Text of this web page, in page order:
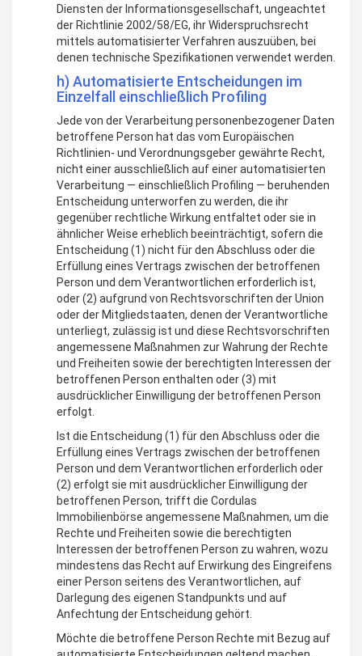
Diensten der Informationsgesellschaft, ungeachtet
der Richtlinie 2002/58/EG, ihr Widerspruchsrecht
mittels automatisierter Verfahren auszuüben, bei
denen technische Spezifikationen verwendet werden.
h) Automatisierte Entscheidungen im
Einzelfall einschließlich Profiling
Jede von der Verarbeitung personenbezogener Daten
betroffene Person hat das vom Europäischen
Richtlinien- und Verordnungsgeber gewährte Recht,
nicht einer ausschließlich auf einer automatisierten
Verarbeitung — einschließlich Profiling — beruhenden
Entscheidung unterworfen zu werden, die ihr
gegenüber rechtliche Wirkung entfaltet oder sie in
ähnlicher Weise erheblich beeinträchtigt, sofern die
Entscheidung (1) nicht für den Abschluss oder die
Erfüllung eines Vertrags zwischen der betroffenen
Person und dem Verantwortlichen erforderlich ist,
oder (2) aufgrund von Rechtsvorschriften der Union
oder der Mitgliedstaaten, denen der Verantwortliche
unterliegt, zulässig ist und diese Rechtsvorschriften
angemessene Maßnahmen zur Wahrung der Rechte
und Freiheiten sowie der berechtigten Interessen der
betroffenen Person enthalten oder (3) mit
ausdrücklicher Einwilligung der betroffenen Person
erfolgt.
Ist die Entscheidung (1) für den Abschluss oder die
Erfüllung eines Vertrags zwischen der betroffenen
Person und dem Verantwortlichen erforderlich oder
(2) erfolgt sie mit ausdrücklicher Einwilligung der
betroffenen Person, trifft die Cordulas
Immobilienbörse angemessene Maßnahmen, um die
Rechte und Freiheiten sowie die berechtigten
Interessen der betroffenen Person zu wahren, wozu
mindestens das Recht auf Erwirkung des Eingreifens
einer Person seitens des Verantwortlichen, auf
Darlegung des eigenen Standpunkts und auf
Anfechtung der Entscheidung gehört.
Möchte die betroffene Person Rechte mit Bezug auf